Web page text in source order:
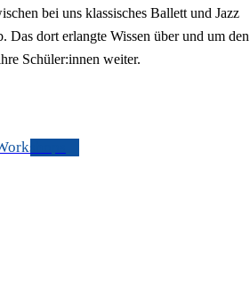
bei unsklassisches BallettundJazz
dort erlangte Wissen über und um den
Schüler:innen weiter.